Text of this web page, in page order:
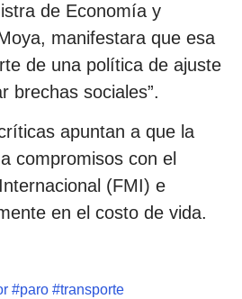
de Economía y
manifestara que esa
de una política de ajuste
brechas sociales”.
apuntan a que la
compromisos con el
(FMI) e
en el costo de vida.
#paro #transporte